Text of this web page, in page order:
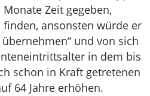
Zeit gegeben,
ansonsten würde er
und von sich
in dem bis
schon in Kraft getretenen
64 Jahre erhöhen.